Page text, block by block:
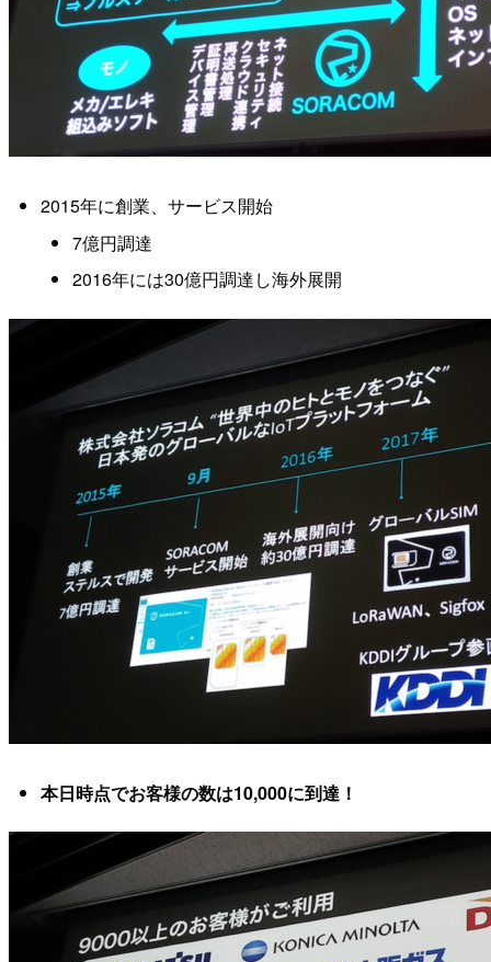
2015年に創業、サービス開始
7億円調達
2016年には30億円調達し海外展開
本日時点でお客様の数は10,000に到達！